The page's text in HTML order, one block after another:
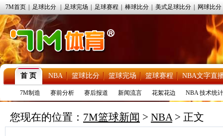
7M首页 足球比分 足球完场 足球赛程 棒球比分 美式足球比分 网球比分
首 页 NBA 篮球比分 篮球完场 篮球赛程 NBA文字直
7M制造 赛前分析 赛后报道 新闻流言 花絮花边 NBA 技术统计
您现在的位置： 7M篮球新闻 > NBA> 正文